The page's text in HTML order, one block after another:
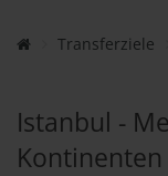
Transferziele
Istanbul -
Kontinenten